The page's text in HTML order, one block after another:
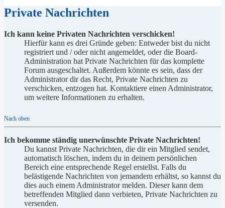
Private Nachrichten
Ich kann keine Privaten Nachrichten verschicken!
Hierfür kann es drei Gründe geben: Entweder bist du nicht
registriert und / oder nicht angemeldet, oder die Board-
Administration hat Private Nachrichten für das komplette
Forum ausgeschaltet. Außerdem könnte es sein, dass der
Administrator dir das Recht, Private Nachrichten zu
verschicken, entzogen hat. Kontaktiere einen Administrator,
um weitere Informationen zu erhalten.
Nach oben
Ich bekomme ständig unerwünschte Private Nachrichten!
Du kannst Private Nachrichten, die dir ein Mitglied sendet,
automatisch löschen, indem du in deinem persönlichen
Bereich eine entsprechende Regel erstellst. Falls du
belästigende Nachrichten von jemandem erhältst, so kannst du
dies auch einem Administrator melden. Dieser kann dem
betreffenden Mitglied dann verbieten, Private Nachrichten zu
versenden.